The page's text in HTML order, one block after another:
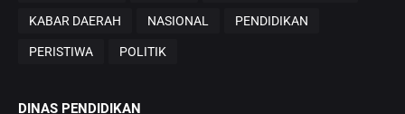
KABAR DAERAH NASIONAL PENDIDIKAN
PERISTIWA POLITIK
DINAS PENDIDIKAN